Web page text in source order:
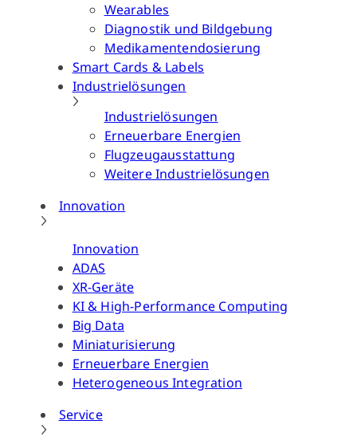
Wearables
Diagnostik und Bildgebung
Medikamentendosierung
Smart Cards & Labels
Industrielösungen
Industrielösungen
Erneuerbare Energien
Flugzeugausstattung
Weitere Industrielösungen
Innovation
Innovation
ADAS
XR-Geräte
KI & High-Performance Computing
Big Data
Miniaturisierung
Erneuerbare Energien
Heterogeneous Integration
Service